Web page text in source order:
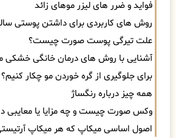
فواید و ضرر های لیزر موهای زائد
روش های کاربردی برای داشتن پوستی
علت تیرگی پوست صورت چیست؟
آشنایی با روش های درمان خانگی خشکی
برای جلوگیری از گره خوردن مو چکار کنیم؟
همه چیز درباره رنگساژ
وکس صورت چیست و چه مزایا یا معایبی
اصول اساسی میکاپ که هر میکاپ